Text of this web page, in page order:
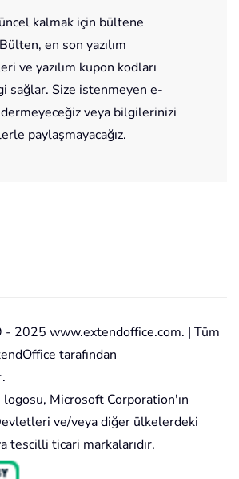
kalmak için bültene
en son yazılım
ve yazılım kupon kodları
sağlar. Size istenmeyen e-
veya bilgilerinizi
paylaşmayacağız.
- 2025 www.extendoffice.com. | Tüm
tarafından
Microsoft Corporation'ın
ve/veya diğer ülkelerdeki
tescilli ticari markalarıdır.